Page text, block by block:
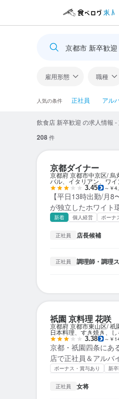
京都市 新卒歓迎
雇用形態 職種
人気の条件 正社員 アル
飲食店 新卒歓迎 の求人情報 -
208件
京都ダイナー
京都府 京都市中京区 烏
バル、イタリアン、ワイ
3.45 ～￥
【平日13時出勤/月
が独立したホワイト
新着 個人経営 ボーナ
正社員 店長候補
正社員 調理師・調理
祇園 京料理 花咲
京都府 京都市東山区 祇
日本料理、すき焼き、
3.38 ～￥
京都・祇園四条にあ
店で正社員＆アルバ
ボーナス・賞与あり 新
正社員 女将